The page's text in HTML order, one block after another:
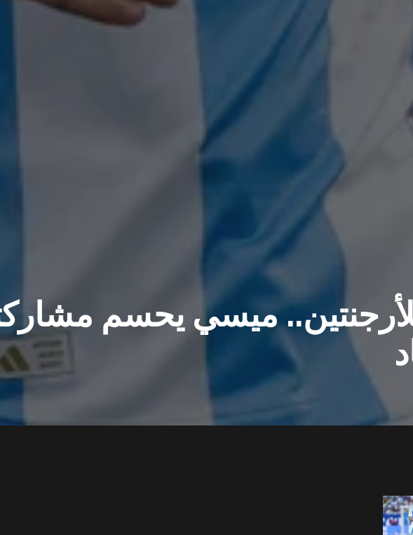
ميسي يحسم